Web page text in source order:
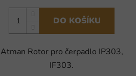
DO KOŠÍKU
Atman Rotor pro čerpadlo IP303,
IF303.